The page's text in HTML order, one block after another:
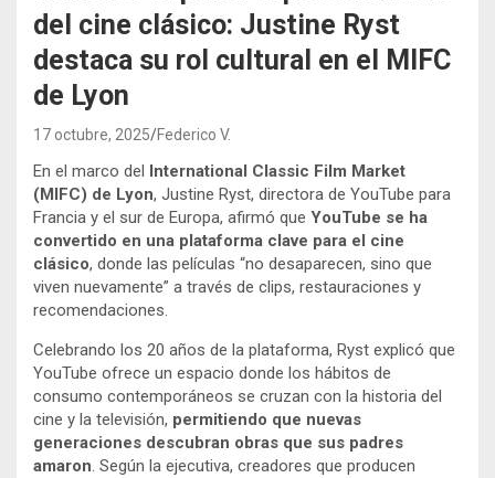
del cine clásico: Justine Ryst
destaca su rol cultural en el MIFC
de Lyon
17 octubre, 2025 Federico V.
En el marco del
International Classic Film Market
(MIFC) de Lyon, Justine Ryst, directora de YouTube para
Francia y el sur de Europa, afirmó que YouTube se ha
convertido en una plataforma clave para el cine
clásico, donde las películas “no desaparecen, sino que
viven nuevamente” a través de clips, restauraciones y
recomendaciones.
Celebrando los 20 años de la plataforma, Ryst explicó que
YouTube ofrece un espacio donde los hábitos de
consumo contemporáneos se cruzan con la historia del
cine y la televisión, permitiendo que nuevas
generaciones descubran obras que sus padres
amaron. Según la ejecutiva, creadores que producen